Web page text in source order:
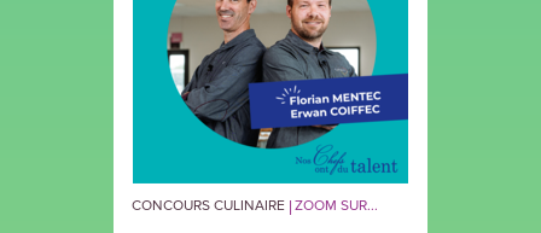
CONCOURS CULINAIRE ZOOM SUR...